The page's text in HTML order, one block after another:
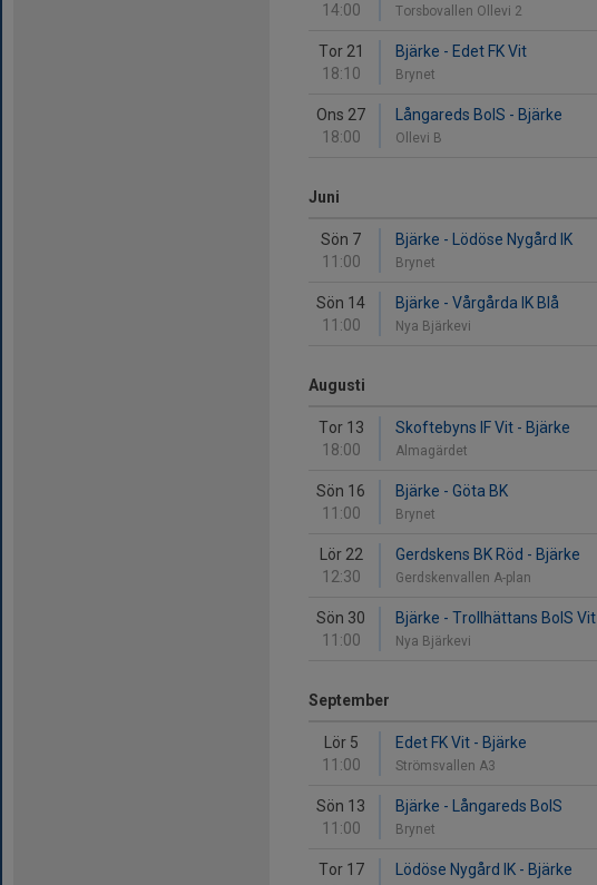
14:00
Torsbovallen Ollevi 2
Tor 21
18:10
Bjärke - Edet FK Vit
Brynet
Ons 27
18:00
Långareds BoIS - Bjärke
Ollevi B
Juni
Sön 7
11:00
Bjärke - Lödöse Nygård IK
Brynet
Sön 14
11:00
Bjärke - Vårgårda IK Blå
Nya Bjärkevi
Augusti
Tor 13
18:00
Skoftebyns IF Vit - Bjärke
Almagärdet
Sön 16
11:00
Bjärke - Göta BK
Brynet
Lör 22
12:30
Gerdskens BK Röd - Bjärke
Gerdskenvallen A-plan
Sön 30
11:00
Bjärke - Trollhättans BoIS Vit
Nya Bjärkevi
September
Lör 5
11:00
Edet FK Vit - Bjärke
Strömsvallen A3
Sön 13
11:00
Bjärke - Långareds BoIS
Brynet
Tor 17
Lödöse Nygård IK - Bjärke